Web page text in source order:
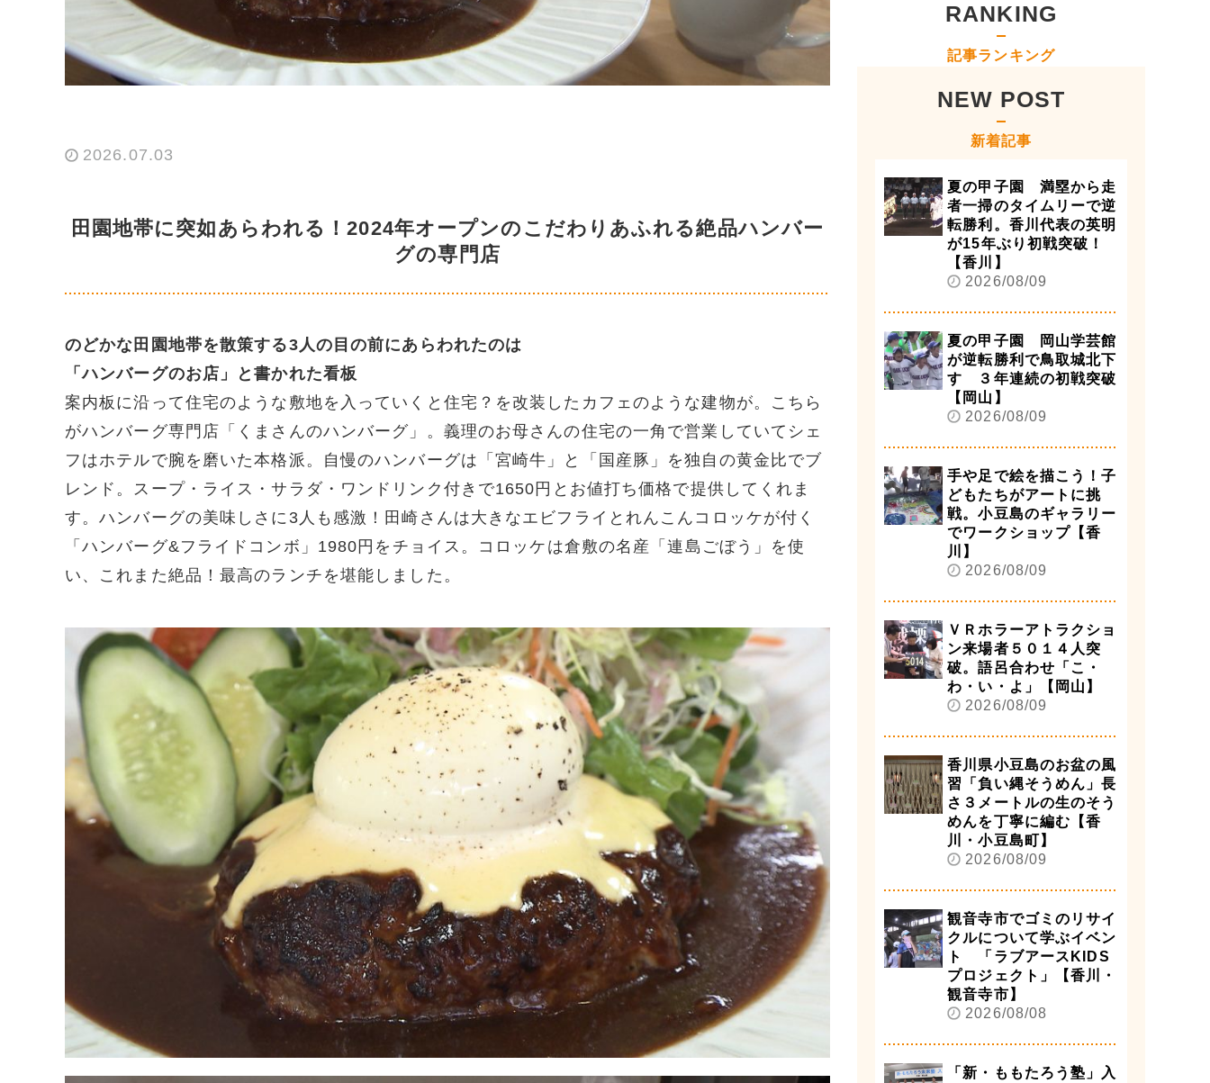
2026.07.03
田園地帯に突如あらわれる！2024年オープンのこだわりあふれる絶品ハンバー
グの専門店
のどかな田園地帯を散策する3人の目の前にあらわれたのは
「ハンバーグのお店」と書かれた看板
案内板に沿って住宅のような敷地を入っていくと住宅？を改装したカフェのような建物が。こちら
がハンバーグ専門店「くまさんのハンバーグ」。義理のお母さんの住宅の一角で営業していてシェ
フはホテルで腕を磨いた本格派。自慢のハンバーグは「宮崎牛」と「国産豚」を独自の黄金比でブ
レンド。スープ・ライス・サラダ・ワンドリンク付きで1650円とお値打ち価格で提供してくれま
す。ハンバーグの美味しさに3人も感激！田崎さんは大きなエビフライとれんこんコロッケが付く
「ハンバーグ&フライドコンボ」1980円をチョイス。コロッケは倉敷の名産「連島ごぼう」を使
い、これまた絶品！最高のランチを堪能しました。
RANKING
記事ランキング
NEW POST
新着記事
夏の甲子園 満塁から走
者一掃のタイムリーで逆
転勝利。香川代表の英明
が15年ぶり初戦突破！
【香川】
2026/08/09
夏の甲子園 岡山学芸館
が逆転勝利で鳥取城北下
す ３年連続の初戦突破
【岡山】
2026/08/09
手や足で絵を描こう！子
どもたちがアートに挑
戦。小豆島のギャラリー
でワークショップ【香
川】
2026/08/09
ＶＲホラーアトラクショ
ン来場者５０１４人突
破。語呂合わせ「こ・
わ・い・よ」【岡山】
2026/08/09
香川県小豆島のお盆の風
習「負い縄そうめん」長
さ３メートルの生のそう
めんを丁寧に編む【香
川・小豆島町】
2026/08/09
観音寺市でゴミのリサイ
クルについて学ぶイベン
ト 「ラブアースKIDS
プロジェクト」【香川・
観音寺市】
2026/08/08
「新・ももたろう塾」入